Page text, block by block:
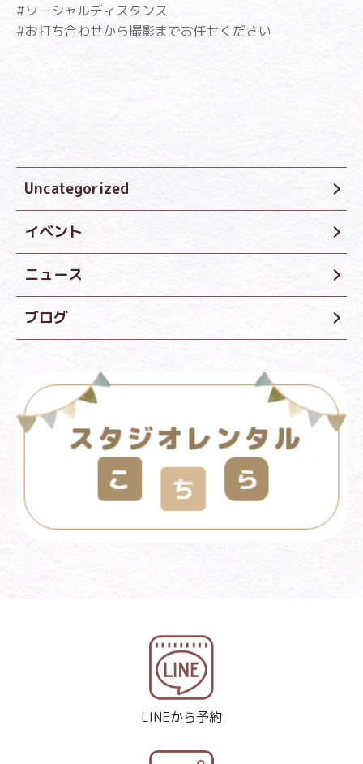
#ソーシャルディスタンス
#お打ち合わせから撮影までお任せください
Uncategorized
イベント
ニュース
ブログ
LINEから予約